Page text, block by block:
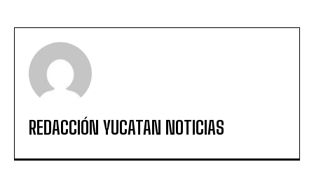
REDACCIÓN YUCATAN NOTICIAS